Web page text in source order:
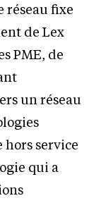
réseau fixe
de Lex
PME, de
un réseau
hors service
qui a